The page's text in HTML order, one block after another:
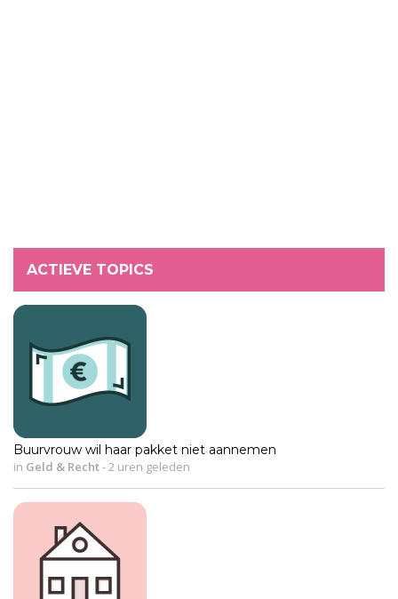
ACTIEVE TOPICS
Buurvrouw wil haar pakket niet aannemen
in Geld & Recht-2 uren geleden